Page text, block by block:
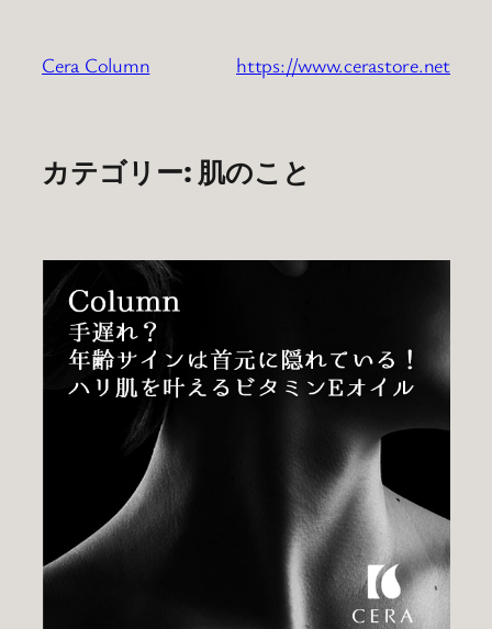
Cera Column https://www.cerastore.net
カテゴリー:肌のこと